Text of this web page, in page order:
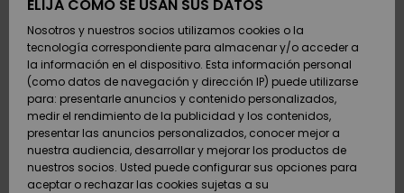
Zapatos y
chanclas
Surf
Snow
Zapatos y
chanclas
Surf
Snow
Destacados
Snow
SURF
Highlights
Comunidad
SNOW
Snow Niños
Tienda
Snow Mujer
Destacados
DOBLE
PROMO
Outlet
Mujer
Pago
Tarjeta de
regalo
Quiksilver
Freedom
ELIJA CÓMO SE USAN SUS DATOS
Nosotros y nuestros socios utilizamos cookies o la
tecnología correspondiente para almacenar y/o acceder a
la información en el dispositivo. Esta información personal
(como datos de navegación y dirección IP) puede utilizarse
para: presentarle anuncios y contenido personalizados,
medir el rendimiento de la publicidad y los contenidos,
presentar las anuncios personalizados, conocer mejor a
nuestra audiencia, desarrollar y mejorar los productos de
nuestros socios. Usted puede configurar sus opciones para
aceptar o rechazar las cookies sujetas a su